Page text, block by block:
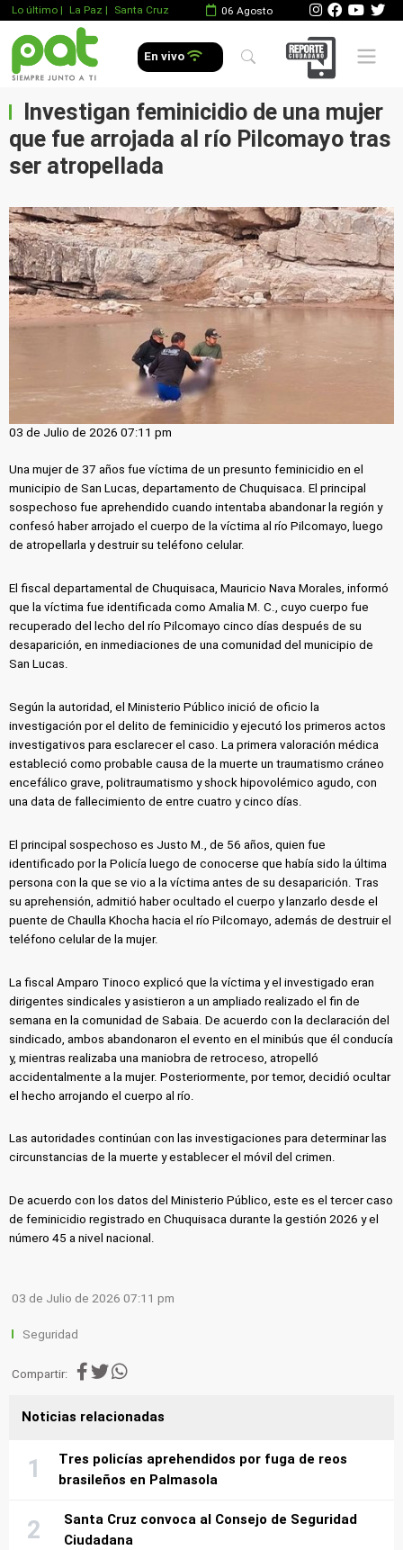
Lo último | La Paz | Santa Cruz 06 Agosto
En vivo Mobile
Investigan feminicidio de una mujer
que fue arrojada al río Pilcomayo tras
ser atropellada
03 de Julio de 2026 07:11 pm
Una mujer de 37 años fue víctima de un presunto feminicidio en el
municipio de San Lucas, departamento de Chuquisaca. El principal
sospechoso fue aprehendido cuando intentaba abandonar la región y
confesó haber arrojado el cuerpo de la víctima al río Pilcomayo, luego
de atropellarla y destruir su teléfono celular.
El fiscal departamental de Chuquisaca, Mauricio Nava Morales, informó
que la víctima fue identificada como Amalia M. C., cuyo cuerpo fue
recuperado del lecho del río Pilcomayo cinco días después de su
desaparición, en inmediaciones de una comunidad del municipio de
San Lucas.
Según la autoridad, el Ministerio Público inició de oficio la
investigación por el delito de feminicidio y ejecutó los primeros actos
investigativos para esclarecer el caso. La primera valoración médica
estableció como probable causa de la muerte un traumatismo cráneo
encefálico grave, politraumatismo y shock hipovolémico agudo, con
una data de fallecimiento de entre cuatro y cinco días.
El principal sospechoso es Justo M., de 56 años, quien fue
identificado por la Policía luego de conocerse que había sido la última
persona con la que se vio a la víctima antes de su desaparición. Tras
su aprehensión, admitió haber ocultado el cuerpo y lanzarlo desde el
puente de Chaulla Khocha hacia el río Pilcomayo, además de destruir el
teléfono celular de la mujer.
La fiscal Amparo Tinoco explicó que la víctima y el investigado eran
dirigentes sindicales y asistieron a un ampliado realizado el fin de
semana en la comunidad de Sabaia. De acuerdo con la declaración del
sindicado, ambos abandonaron el evento en el minibús que él conducía
y, mientras realizaba una maniobra de retroceso, atropelló
accidentalmente a la mujer. Posteriormente, por temor, decidió ocultar
el hecho arrojando el cuerpo al río.
Las autoridades continúan con las investigaciones para determinar las
circunstancias de la muerte y establecer el móvil del crimen.
De acuerdo con los datos del Ministerio Público, este es el tercer caso
de feminicidio registrado en Chuquisaca durante la gestión 2026 y el
número 45 a nivel nacional.
03 de Julio de 2026 07:11 pm
Seguridad
Compartir:
Noticias relacionadas
Tres policías aprehendidos por fuga de reos
brasileños en Palmasola
Santa Cruz convoca al Consejo de Seguridad
Ciudadana